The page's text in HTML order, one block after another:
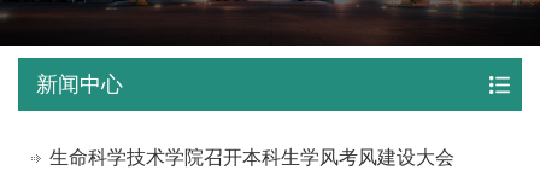
新闻中心
生命科学技术学院召开本科生学风考风建设大会